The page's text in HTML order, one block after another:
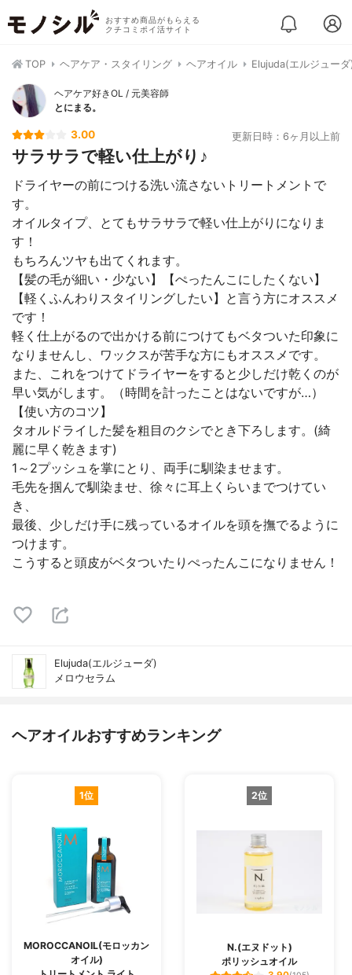
おすすめ商品がもらえる
クチコミポイ活サイト
TOP ヘアケア・スタイリング ヘアオイル Elujuda(エルジュー
ヘアケア好きOL / 元美容師
とにまる。
3.00 更新日時：6ヶ月以上前
サラサラで軽い仕上がり♪
ドライヤーの前につける洗い流さないトリートメントで
す。
オイルタイプ、とてもサラサラで軽い仕上がりになりま
す！
もちろんツヤも出てくれます。
【髪の毛が細い・少ない】【ぺったんこにしたくない】
【軽くふんわりスタイリングしたい】と言う方にオススメ
です！
軽く仕上がるので出かける前につけてもベタついた印象に
なりませんし、ワックスが苦手な方にもオススメです。
また、これをつけてドライヤーをすると少しだけ乾くのが
早い気がします。（時間を計ったことはないですが…）
【使い方のコツ】
タオルドライした髪を粗目のクシでとき下ろします。(綺
麗に早く乾きます)
1～2プッシュを掌にとり、両手に馴染ませます。
毛先を掴んで馴染ませ、徐々に耳上くらいまでつけてい
き、
最後、少しだけ手に残っているオイルを頭を撫でるように
つけます。
こうすると頭皮がベタついたりぺったんこになりません！
Elujuda(エルジューダ)
メロウセラム
ヘアオイルおすすめランキング
1位
MOROCCANOIL(モロッカン
オイル)
2位
N.(エヌドット)
ポリッシュオイル